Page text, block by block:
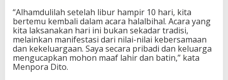
a
B
e
s
a
r
“Alhamdulilah setelah libur hampir 10 hari, kita
bertemu kembali dalam acara halalbihal. Acara yang
kita laksanakan hari ini bukan sekadar tradisi,
melainkan manifestasi dari nilai-nilai kebersamaan
dan kekeluargaan. Saya secara pribadi dan keluarga
mengucapkan mohon maaf lahir dan batin,” kata
Menpora Dito.